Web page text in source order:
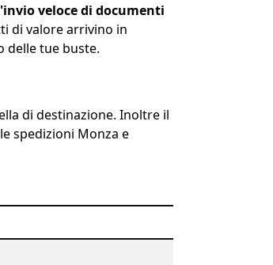
veloce di documenti
di valore arrivino in
delle tue buste.
di destinazione. Inoltre il
spedizioni Monza e